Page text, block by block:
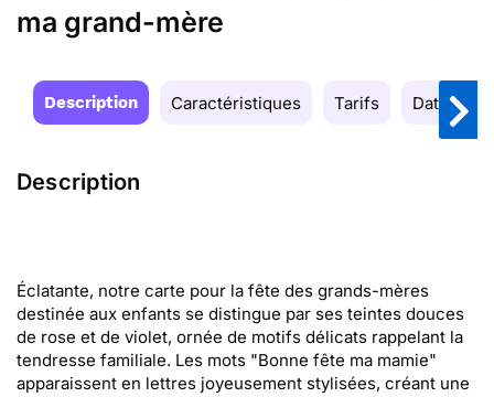
ma grand-mère
Description Caractéristiques Tarifs Date de
Description
Éclatante, notre carte pour la fête des grands-mères
destinée aux enfants se distingue par ses teintes douces
de rose et de violet, ornée de motifs délicats rappelant la
tendresse familiale. Les mots "Bonne fête ma mamie"
apparaissent en lettres joyeusement stylisées, créant une